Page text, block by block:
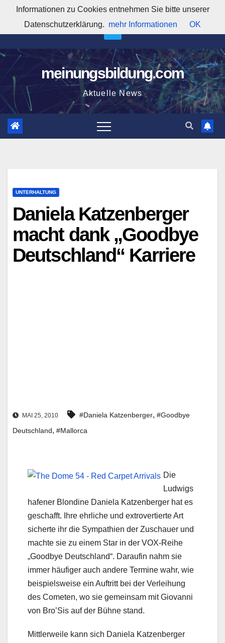
springen
2:07:59 AM
meinungsbildung.com
Aktuelle News
UNTERHALTUNG
Daniela Katzenberger
macht dank „Goodbye
Deutschland“ Karriere
MAI 25, 2010 #Daniela Katzenberger, #Goodbye
Deutschland, #Mallorca
Die
Ludwigs
hafener Blondine Daniela Katzenberger hat es
geschafft. Ihre ehrliche und extrovertierte Art
sicherte ihr die Sympathien der Zuschauer und
machte sie zu einem Star in der VOX-Reihe
„Goodbye Deutschland“. Daraufin nahm sie
immer häufiger auch andere Termine wahr, wie
beispielsweise ein Auftritt bei der Verleihung
des Cometen, wo sie gemeinsam mit Giovanni
von Bro’Sis auf der Bühne stand.
Mittlerweile kann sich Daniela Katzenberger
Informationen zu Cookies entnehmen Sie bitte unserer
Datenschutzerklärung. mehr Informationen OK